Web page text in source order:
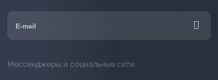
Мессенджеры и социальные сети